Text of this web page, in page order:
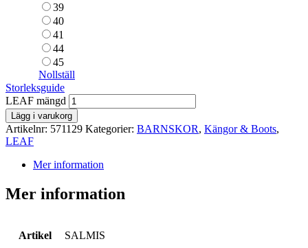
39
40
41
44
45
Nollställ
Storleksguide
LEAF mängd
Lägg i varukorg
Artikelnr: 571129 Kategorier: BARNSKOR, Kängor & Boots,
LEAF
Mer information
Mer information
Artikel SALMIS